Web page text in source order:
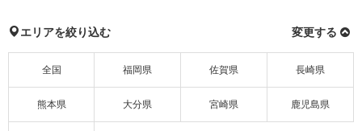
エリアを絞り込む 変更する
全国 福岡県 佐賀県 長崎県
熊本県 大分県 宮崎県 鹿児島県